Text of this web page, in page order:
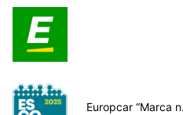
Europcar “Marca